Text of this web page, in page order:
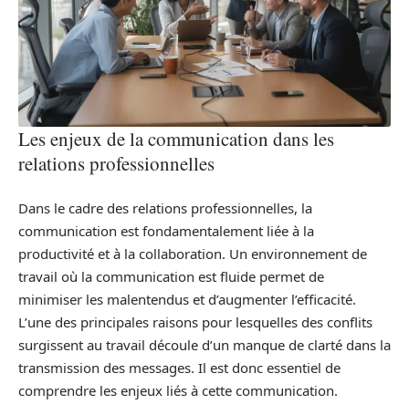
Les enjeux de la communication dans les
relations professionnelles
Dans le cadre des relations professionnelles, la
communication est fondamentalement liée à la
productivité et à la collaboration. Un environnement de
travail où la communication est fluide permet de
minimiser les malentendus et d’augmenter l’efficacité.
L’une des principales raisons pour lesquelles des conflits
surgissent au travail découle d’un manque de clarté dans la
transmission des messages. Il est donc essentiel de
comprendre les enjeux liés à cette communication.